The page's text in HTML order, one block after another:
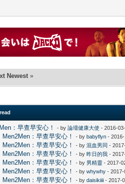
Newest »
：早查早安心！ - by論壇健康大使 - 2016-
：早查早安心！ - bybabyflyn -
：早查早安心！ - by混血男同 -
：早查早安心！ - by昨日的我 -
：早查早安心！ - by 男精靈 - 2017-
：早查早安心！ - bywhywhy - 2017-
：早查早安心！ - bydaisikiiii - 2017-